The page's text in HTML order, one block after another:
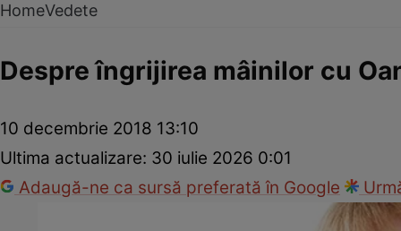
HomeVedete
Despre îngrijirea mâinilor cu
10 decembrie 2018 13:10
Ultima actualizare: 30 iulie 2026 0:01
Adaugă-ne ca sursă preferată în Google